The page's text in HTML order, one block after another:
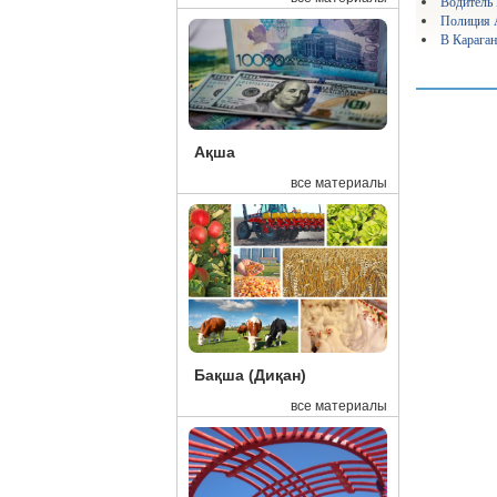
Ақша
все материалы
Бақша (Диқан)
все материалы
16:52
16:48
Полиция
В